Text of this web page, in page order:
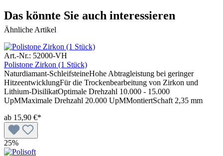
Das könnte Sie auch interessieren
Ähnliche Artikel
Art.-Nr.: 52000-VH
Polistone Zirkon (1 Stück)
Naturdiamant-SchleifsteineHohe Abtragleistung bei geringer
HitzeentwicklungFür die Trockenbearbeitung von Zirkon und
Lithium-DisilikatOptimale Drehzahl 10.000 - 15.000
UpMMaximale Drehzahl 20.000 UpMMontiertSchaft 2,35 mm
ab 15,90 €*
25%